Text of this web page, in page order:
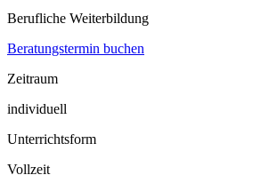
Berufliche Weiterbildung
Beratungstermin buchen
Zeitraum
individuell
Unterrichtsform
Vollzeit